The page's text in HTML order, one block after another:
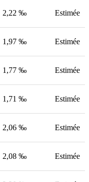
2,22 ‰ Estimée
1,97 ‰ Estimée
1,77 ‰ Estimée
1,71 ‰ Estimée
2,06 ‰ Estimée
2,08 ‰ Estimée